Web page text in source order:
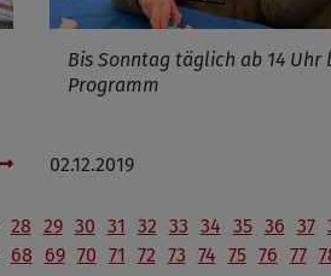
Bis Sonntag täglich ab 14 Uhr
Programm
02.12.2019
28 29 30 31 32 33 34 35 36 37
68 69 70 71 72 73 74 75 76 77